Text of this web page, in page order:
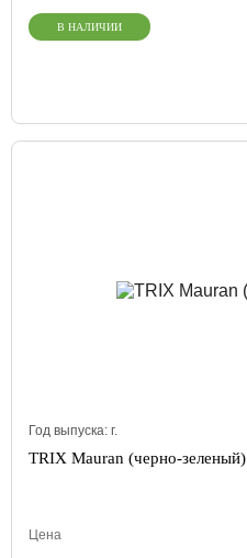
В НАЛИЧИИ
Год выпуска: г.
TRIX Mauran (черно-зеленый)
Цена